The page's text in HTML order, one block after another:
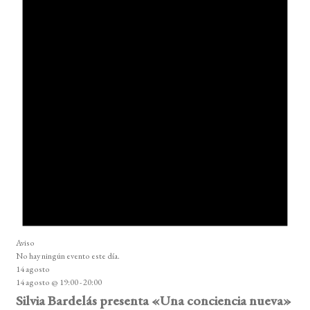
Aviso
No hay ningún evento este día.
14 agosto
14 agosto @ 19:00-20:00
Silvia Bardelás presenta «Una conciencia nueva»